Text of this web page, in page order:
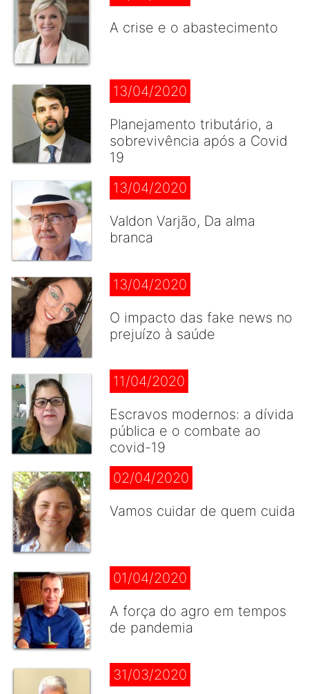
A crise e o abastecimento
13/04/2020
Planejamento tributário, a
sobrevivência após a Covid
19
13/04/2020
Valdon Varjão, Da alma
branca
13/04/2020
O impacto das fake news no
prejuízo à saúde
11/04/2020
Escravos modernos: a dívida
pública e o combate ao
covid-19
02/04/2020
Vamos cuidar de quem cuida
01/04/2020
A força do agro em tempos
de pandemia
31/03/2020